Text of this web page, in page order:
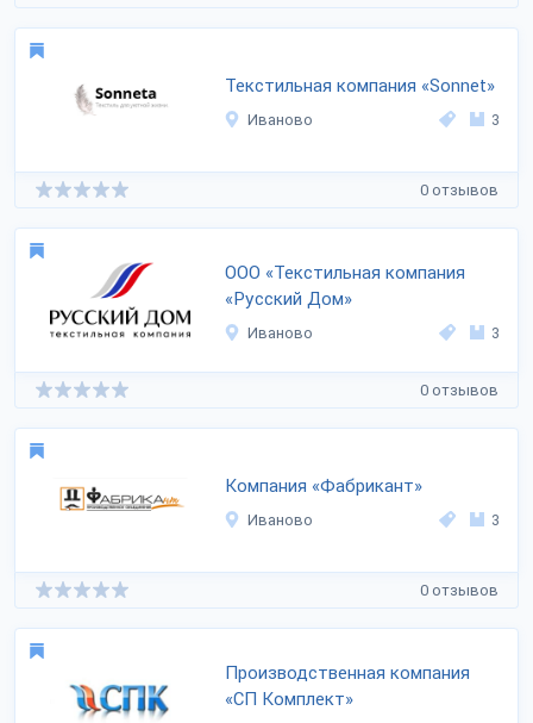
Текстильная компания «Sonnet»
Иваново 3
0 отзывов
ООО «Текстильная компания
«Русский Дом»
Иваново 3
0 отзывов
Компания «Фабрикант»
Иваново 3
0 отзывов
Производственная компания
«СП Комплект»